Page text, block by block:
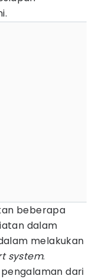
beberapa
dalam
melakukan
system.
dari